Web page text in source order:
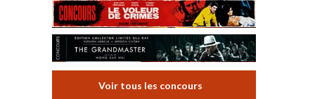
Voir tous les concours